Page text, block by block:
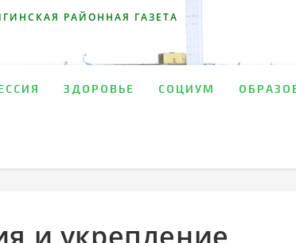
РАЙОННАЯ ГАЗЕТА
ЗДОРОВЬЕ СОЦИУМ